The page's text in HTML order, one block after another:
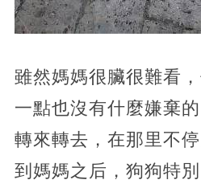
雖然媽媽很臟很難看
一點也沒有什麼嫌棄
轉來轉去，在那里不
到媽媽之后，狗狗特